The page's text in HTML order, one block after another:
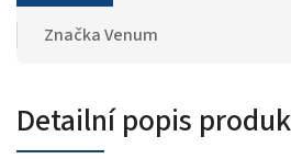
ZnačkaVenum
Detailní popis